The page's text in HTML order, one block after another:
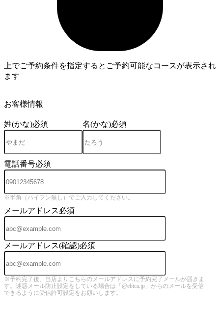
上でご予約条件を指定するとご予約可能なコースが表示され
ます
お客様情報
姓(かな)必須 名(かな)必須
電話番号必須
※半角（ハイフン無し）でご入力してください。
メールアドレス必須
メールアドレス(確認)必須
※予約完了後、当店よりこちらのメールアドレスに予約完了メールが届きま
す。迷惑メール防止設定をしている場合は「@ebica.jp」からのメールを受信
できるように受信許可設定をお願いします。